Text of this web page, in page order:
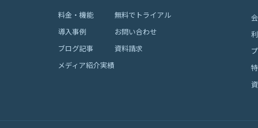
料金・機能
導入事例
ブログ記事
メディア紹介実績
無料でトライアル
お問い合わせ
資料請求